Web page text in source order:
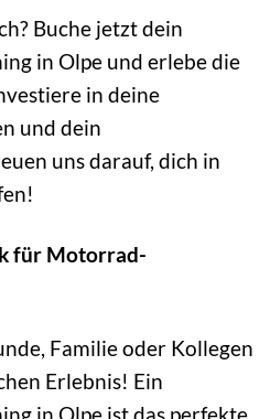
Buche jetzt dein
in Olpe und erlebe die
in deine
und dein
uns darauf, dich in
für Motorrad-
Familie oder Kollegen
Erlebnis! Ein
in Olpe ist das perfekte